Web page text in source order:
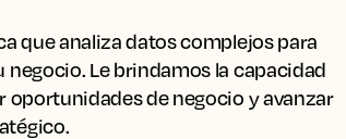
que analiza datos complejos para
Le brindamos la capacidad
de negocio y avanzar